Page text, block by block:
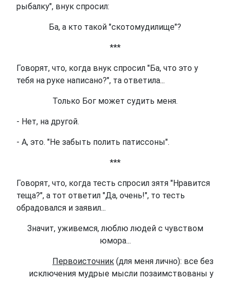
рыбалку", внук спросил:
Ба, а кто такой "скотомудилище"?
***
Говорят, что, когда внук спросил "Ба, что это у
тебя на руке написано?", та ответила...
Только Бог может судить меня.
- Нет, на другой.
- А, это. "Не забыть полить патиссоны".
***
Говорят, что, когда тесть спросил зятя "Нравится
теща?", а тот ответил "Да, очень!", то тесть
обрадовался и заявил...
Значит, уживемся, люблю людей с чувством
юмора...
Первоисточник (для меня лично): все без
исключения мудрые мысли позаимствованы у